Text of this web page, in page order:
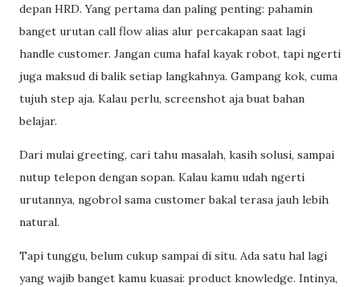
depan HRD. Yang pertama dan paling penting: pahamin
banget urutan call flow alias alur percakapan saat lagi
handle customer. Jangan cuma hafal kayak robot, tapi ngerti
juga maksud di balik setiap langkahnya. Gampang kok, cuma
tujuh step aja. Kalau perlu, screenshot aja buat bahan
belajar.
Dari mulai greeting, cari tahu masalah, kasih solusi, sampai
nutup telepon dengan sopan. Kalau kamu udah ngerti
urutannya, ngobrol sama customer bakal terasa jauh lebih
natural.
Tapi tunggu, belum cukup sampai di situ. Ada satu hal lagi
yang wajib banget kamu kuasai: product knowledge. Intinya,